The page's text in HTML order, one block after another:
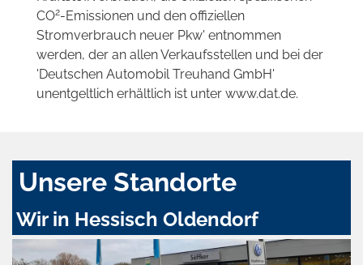
CO2-Emissionen und den offiziellen
Stromverbrauch neuer Pkw' entnommen
werden, der an allen Verkaufsstellen und bei der
'Deutschen Automobil Treuhand GmbH'
unentgeltlich erhältlich ist unter www.dat.de.
Unsere Standorte
Wir in Hessisch Oldendorf